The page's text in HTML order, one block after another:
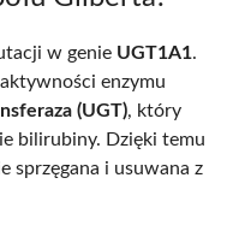
w genie UGT1A1.
enzymu
(UGT), który
bilirubiny. Dzięki temu
sprzęgana i usuwana z